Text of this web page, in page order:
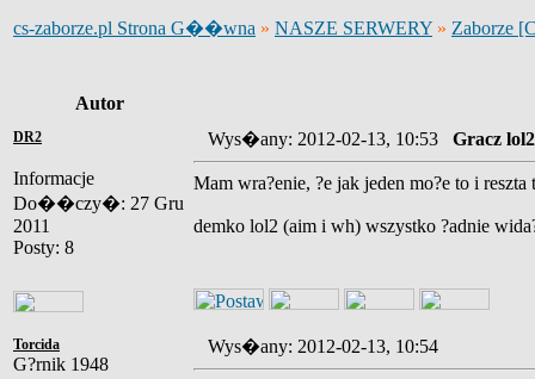
cs-zaborze.pl Strona G��wna » NASZE SERWERY » Zaborze
Autor
DR2
Informacje
Do��czy�: 27 Gru
2011
Posty: 8
Wys�any: 2012-02-13, 10:53 Gracz lol2
Mam wra?enie, ?e jak jeden mo?e to i reszta
demko lol2 (aim i wh) wszystko ?adnie
Torcida
G?rnik 1948
Wys�any: 2012-02-13, 10:54